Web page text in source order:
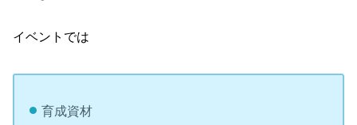
イベントでは
育成資材